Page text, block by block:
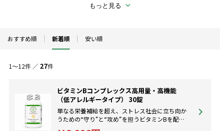
いる方は特定の栄養素が不足することがよく知られていますが、これ
から徐々に放出され、枯渇していきます。そして新しい病気の原因と
なりうることもあります。すべてのビタミン、ミネラルは同じではあり
販売している各種ビタミン、ミネラルは世界最高峰のクオリティーと
もっと見る
おすすめ順 新着順 安い順
1～12件 ／ 27件
ビタミンBコンプレックス高用量・高機能
（低アレルギータイプ） 30錠
単なる栄養補給を超え、ストレス社会に立ち向か
うための“守り”と“攻め”を担うビタミンBを配
合。 体感を求める方におすすめ。